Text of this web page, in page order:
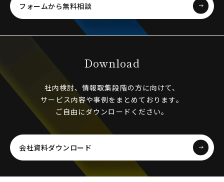
フォームから無料相談
Download
社内検討、情報取集段階の方に向けて、
サービス内容や事例をまとめております。
ご自由にダウンロードください。
会社資料ダウンロード